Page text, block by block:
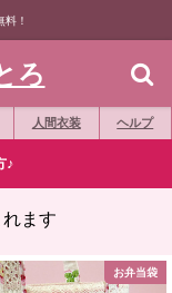
！
ろ
人間衣装 ヘルプ
♪
ます
お弁当袋